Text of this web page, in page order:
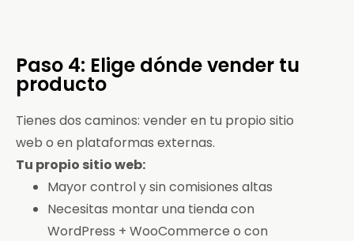
Paso 4: Elige dónde vender tu
producto
Tienes dos caminos: vender en tu propio sitio
web o en plataformas externas.
Tu propio sitio web:
Mayor control y sin comisiones altas
Necesitas montar una tienda con
WordPress + WooCommerce o con